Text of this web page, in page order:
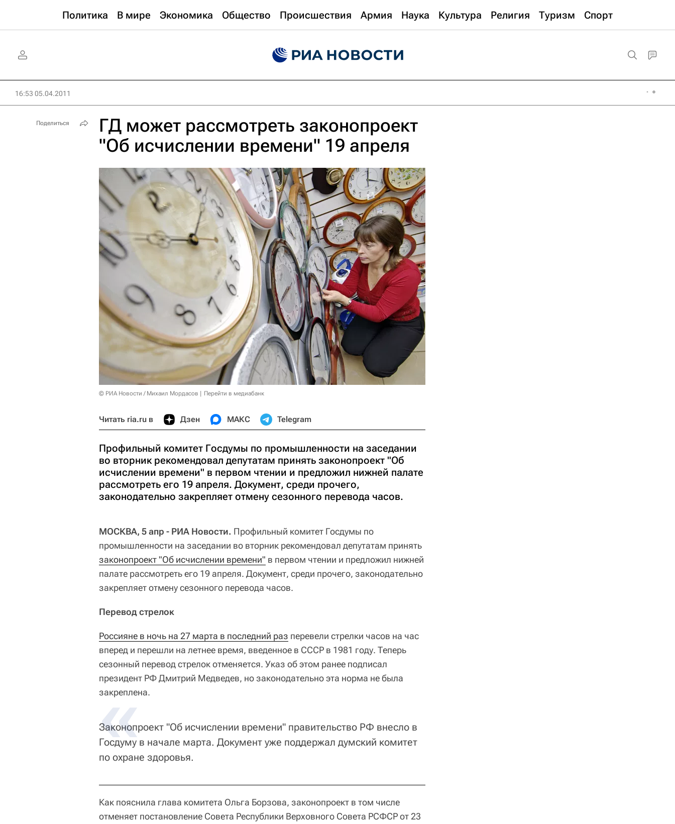
Политика В мире Экономика Общество Происшествия Армия Наука Культура Религия Туризм Спорт
16:53 05.04.2011
ГД может рассмотреть законопроект
"Об исчислении времени" 19 апреля
© РИА Новости / Михаил Мордасов Перейти в медиабанк
Читать ria.ru в Дзен МАКС Telegram
Профильный комитет Госдумы по промышленности на заседании
во вторник рекомендовал депутатам принять законопроект "Об
исчислении времени" в первом чтении и предложил нижней палате
рассмотреть его 19 апреля. Документ, среди прочего,
законодательно закрепляет отмену сезонного перевода часов.
МОСКВА, 5 апр - РИА Новости. Профильный комитет Госдумы по
промышленности на заседании во вторник рекомендовал депутатам принять
законопроект "Об исчислении времени" в первом чтении и предложил нижней
палате рассмотреть его 19 апреля. Документ, среди прочего, законодательно
закрепляет отмену сезонного перевода часов.
Перевод стрелок
Россияне в ночь на 27 марта в последний раз перевели стрелки часов на час
вперед и перешли на летнее время, введенное в СССР в 1981 году. Теперь
сезонный перевод стрелок отменяется. Указ об этом ранее подписал
президент РФ Дмитрий Медведев, но законодательно эта норма не была
закреплена.
Законопроект "Об исчислении времени" правительство РФ внесло в
Госдуму в начале марта. Документ уже поддержал думский комитет
по охране здоровья.
Как пояснила глава комитета Ольга Борзова, законопроект в том числе
отменяет постановление Совета Республики Верховного Совета РСФСР от 23
Поделиться